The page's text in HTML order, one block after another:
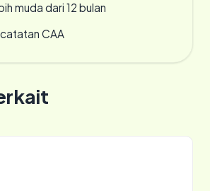
muda dari 12 bulan
CAA